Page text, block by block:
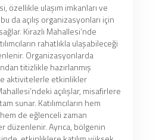
özellikle ulaşım imkanları ve
da açılış organizasyonları için
Kirazlı Mahallesi’nde
rahatlıkla ulaşabileceği
Organizasyonlarda
titizlikle hazırlanmış
aktivitelerle etkinlikler
açılışlar, misafirlere
sunar. Katılımcıların hem
de eğlenceli zaman
düzenlenir. Ayrıca, bölgenin